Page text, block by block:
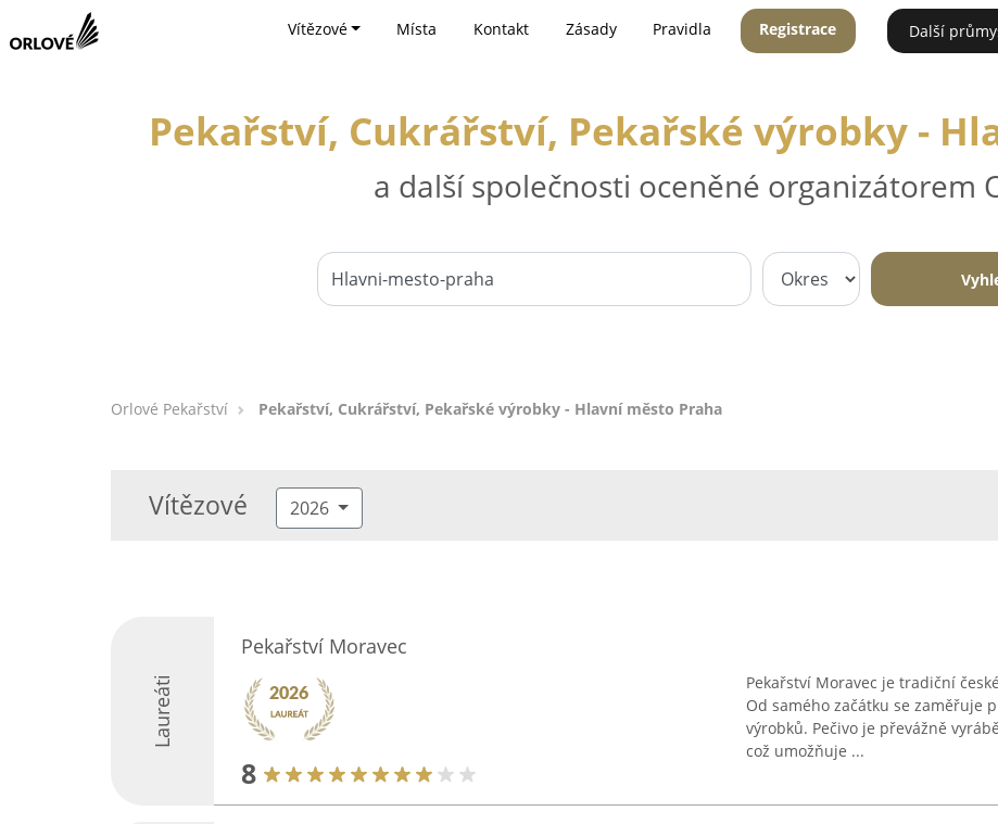
Vítězové Místa Kontakt Zásady Pravidla Registrace Další
Pekařství, Cukrářství, Pekařské výrobky -
a další společnosti oceněné organizátorem
Orlové Pekařství Pekařství, Cukrářství, Pekařské výrobky - Hlavní město Praha
Vítězové 2026
Laureáti
Pekařství Moravec
8
Pekařství Moravec je tradiční
Od samého začátku se zaměřuje
výrobků. Pečivo je převážně
což umožňuje ...